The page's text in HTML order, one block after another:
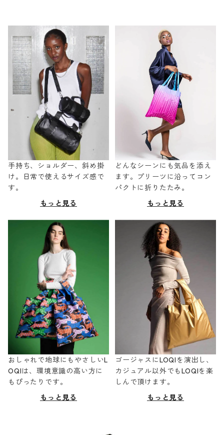
手持ち、ショルダー、斜め掛
け。日常で使えるサイズ感で
す。
もっと見る
どんなシーンにも気品を添え
ます。プリーツに沿ってコン
パクトに折りたたみ。
もっと見る
おしゃれで地球にもやさしいL
OQIは、環境意識の高い方に
もぴったりです。
もっと見る
ゴージャスにLOQIを演出し、
カジュアル以外でもLOQIを楽
しんで頂けます。
もっと見る